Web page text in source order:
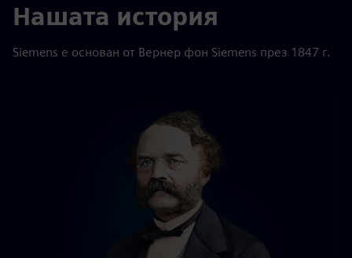
Нашата история
Siemens е основан от Вернер фон Siemens през 1847 г.